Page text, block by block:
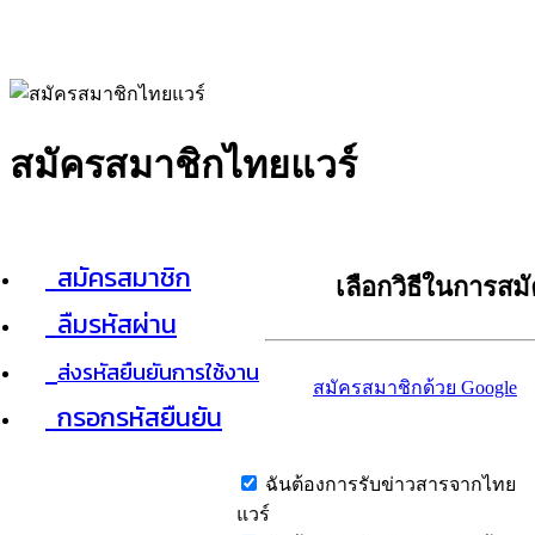
สมัครสมาชิกไทยแวร์
สมัครสมาชิก
ลืมรหัสผ่าน
ส่งรหัสยืนยันการใช้งาน
กรอกรหัสยืนยัน
เลือกวิธีในการส
สมัครสมาชิกด้วย Google
ฉันต้องการรับข่าวสารจากไทย
แวร์